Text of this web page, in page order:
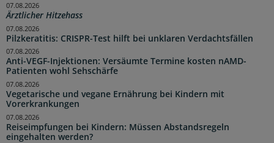
Ärztlicher Hitzehass
07.08.2026
Pilzkeratitis: CRISPR-Test hilft bei unklaren Verdachtsfällen
07.08.2026
Anti-VEGF-Injektionen: Versäumte Termine kosten nAMD-
Patienten wohl Sehschärfe
07.08.2026
Vegetarische und vegane Ernährung bei Kindern mit
Vorerkrankungen
07.08.2026
Reiseimpfungen bei Kindern: Müssen Abstandsregeln
eingehalten werden?
07.08.2026